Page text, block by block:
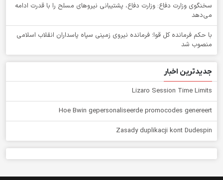
سخنگوی وزارت دفاع: وزارت دفاع، پشتیبانی نیرو‌های مسلح را با قدرت ادامه
می‌دهد
با حکم فرمانده کل قوا؛ فرمانده نیروی زمینی سپاه پاسداران انقلاب اسلامی
منصوب شد
جدیدترین اخبار
Lizaro Session Time Limits
Hoe Bwin gepersonaliseerde promocodes genereert
Zasady duplikacji kont Dudespin